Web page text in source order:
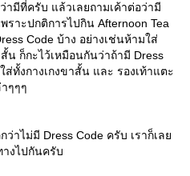
ามีที่ครับ แล้วเลยถามเค้าต่อว่ามี
ราะปกติการไปกิน Afternoon Tea
Code บ้าง อย่างเช่นห้ามใส่
น ก็กะไว้เหมือนกันว่าถ้ามี Dress
ทั้งกางเกงขาสั้น และ รองเท้าแตะ
ๆๆๆ
าไม่มี Dress Code ครับ เราก็เล
างไปกันครับ